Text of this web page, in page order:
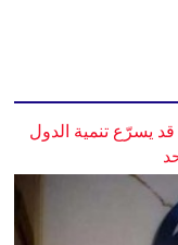
قد يسرّع تنمية الدول